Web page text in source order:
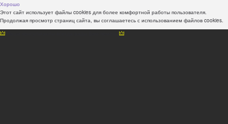
Хорошо
Этот сайт использует файлы cookies для более комфортной работы пользователя.
Продолжая просмотр страниц сайта, вы соглашаетесь с использованием файлов cookies.